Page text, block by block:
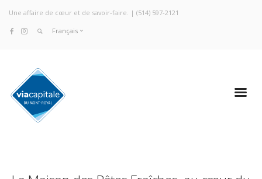
Une affaire de cœur et de savoir-faire. | (514) 597-2121
Français